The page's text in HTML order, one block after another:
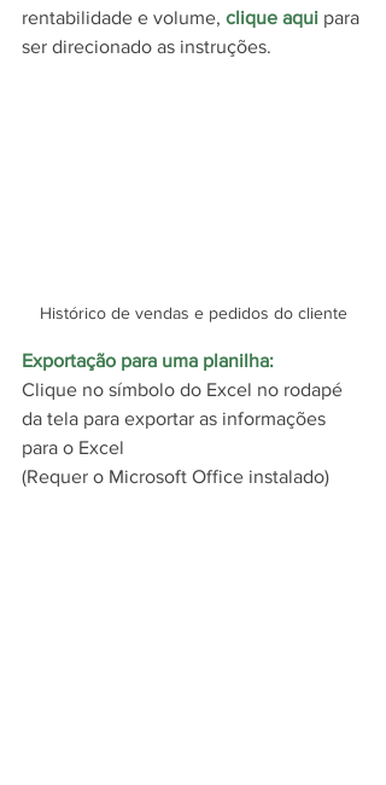
rentabilidade e volume, clique aqui para
ser direcionado as instruções.
Histórico de vendas e pedidos do cliente
Exportação para uma planilha:
Clique no símbolo do Excel no rodapé
da tela para exportar as informações
para o Excel
(Requer o Microsoft Office instalado)